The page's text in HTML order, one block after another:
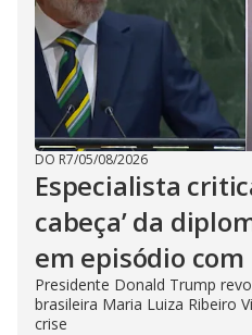
DO R7/05/08/2026
Especialista
cabeça’ da
em episódio com
Presidente Donald Trump
brasileira Maria Luiza Ribeiro
crise